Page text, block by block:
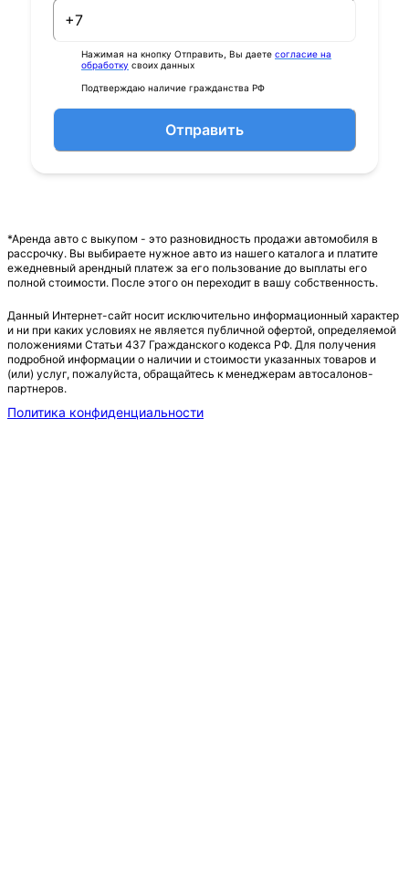
Нажимая на кнопку Отправить, Вы даете согласие на
обработку своих данных
Подтверждаю наличие гражданства РФ
Отправить
*Аренда авто с выкупом - это разновидность продажи автомобиля в
рассрочку. Вы выбираете нужное авто из нашего каталога и платите
ежедневный арендный платеж за его пользование до выплаты его
полной стоимости. После этого он переходит в вашу собственность.
Данный Интернет-сайт носит исключительно информационный характер
и ни при каких условиях не является публичной офертой, определяемой
положениями Статьи 437 Гражданского кодекса РФ. Для получения
подробной информации о наличии и стоимости указанных товаров и
(или) услуг, пожалуйста, обращайтесь к менеджерам автосалонов-
партнеров.
Политика конфиденциальности